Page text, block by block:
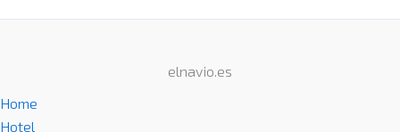
elnavio.es
Home
Hotel